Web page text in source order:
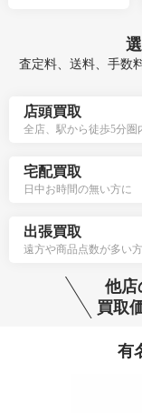
査定料、送料、手数
店頭買取
全店、駅から徒歩5分圏
宅配買取
日中お時間の無い方に
出張買取
遠方や商品点数が多い
他店
買取
有